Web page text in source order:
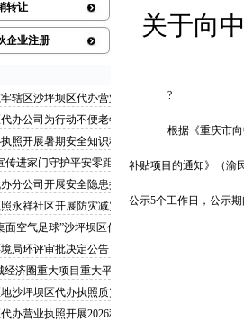
转让
企业注册
辖区沙坪坝区代办营业
办公司为行动不便老年
照开展暑期安全知识科
传进家门守护平安零距
分公司开展安全隐患排
永祥社区开展防灾减灾
空气足球”沙坪坝区代
局环评审批决定公告
经济圈重大项目重大平
沙坪坝区代办执照质灾
办营业执照开展2026秋
关于向
?
根据《重庆市
补贴项目的通知》（渝
公示5个工作日，公示